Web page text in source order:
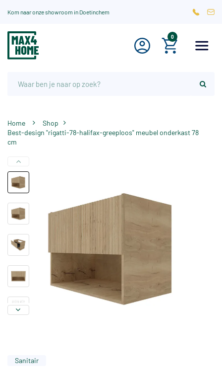
Kom naar onze showroom in Doetinchem
0
Home
Shop
Best-design "rigatti-78-halifax-greeploos" meubel onderkast 78
cm
Sanitair